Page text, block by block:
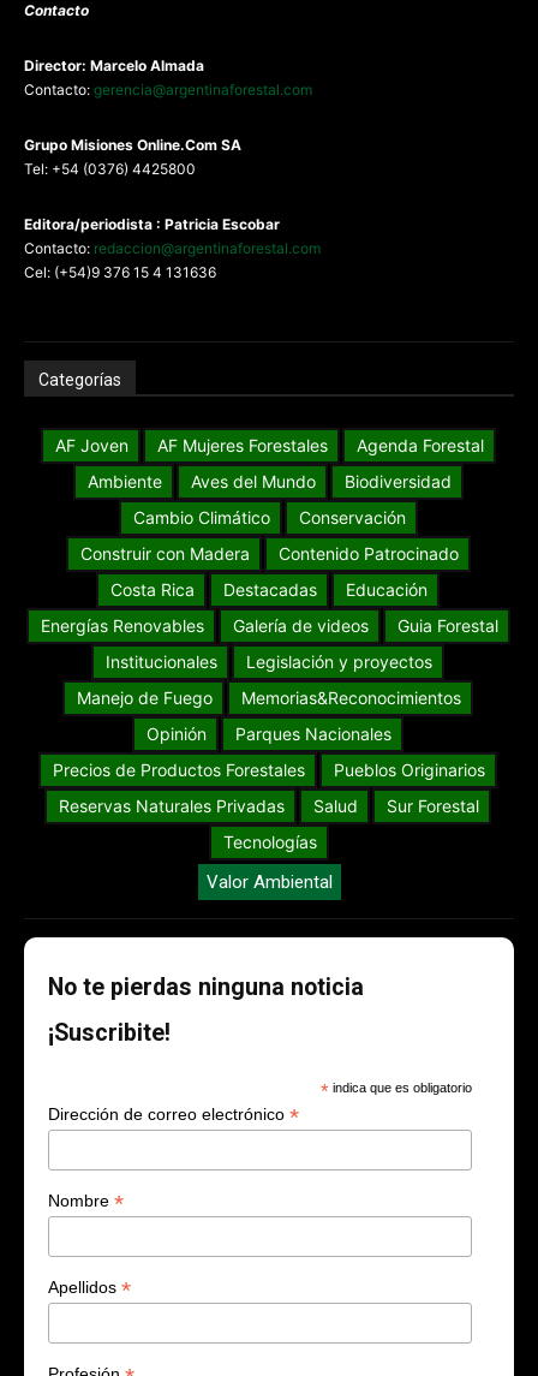
Contacto
Director: Marcelo Almada
Contacto: gerencia@argentinaforestal.com
Grupo Misiones Online.Com SA
Tel: +54 (0376) 4425800
Editora/periodista : Patricia Escobar
Contacto: redaccion@argentinaforestal.com
Cel: (+54)9 376 15 4 131636
Categorías
AF Joven AF Mujeres Forestales
Agenda Forestal
Ambiente
Aves del Mundo
Biodiversidad
Cambio Climático
Conservación
Construir con Madera
Contenido Patrocinado
Costa Rica
Destacadas
Educación
Energías Renovables
Galería de videos
Guia Forestal
Institucionales
Legislación y proyectos
Manejo de Fuego
Memorias&Reconocimientos
Opinión
Parques Nacionales
Precios de Productos Forestales
Pueblos Originarios
Reservas Naturales Privadas
Salud
Sur Forestal
Tecnologías
Valor Ambiental
No te pierdas ninguna noticia
¡Suscribite!
* indica que es obligatorio
Dirección de correo electrónico *
Nombre *
Apellidos *